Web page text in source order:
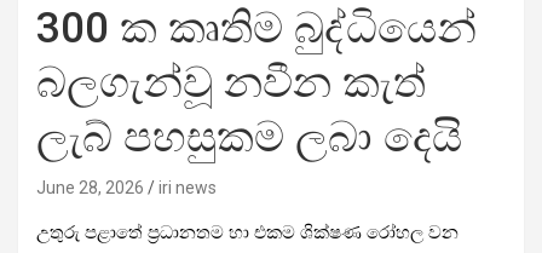
300 ක කෘතිම බුද්ධියෙන්
බලගැන්වූ නවීන කැත්
ලැබ් පහසුකම ලබා දෙයි
June 28, 2026 iri news
උතුරු පළාතේ ප්‍රධානතම හා එකම ශික්ෂණ රෝහල වන